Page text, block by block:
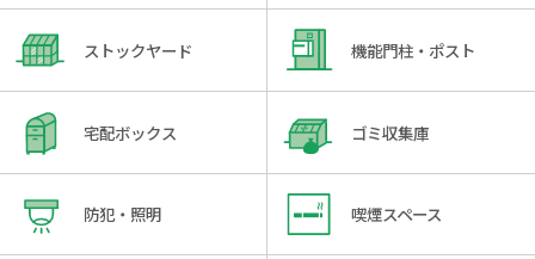
ストックヤード 機能門柱・ポスト
宅配ボックス ゴミ収集庫
防犯・照明 喫煙スペース